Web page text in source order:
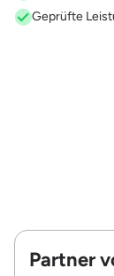
Geprüfte
Partner